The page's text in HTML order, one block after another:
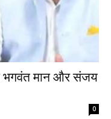
भगवंत मान और संजय
0